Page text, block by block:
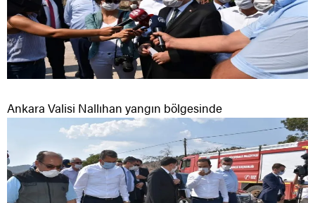
Ankara Valisi Nallıhan yangın bölgesinde